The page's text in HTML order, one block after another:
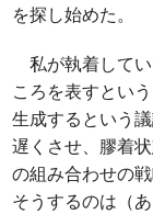
を探し始めた。
私が執着して
ころを表すとい
生成するという
遅くさせ、膠着
の組み合わせの
そうするのは（